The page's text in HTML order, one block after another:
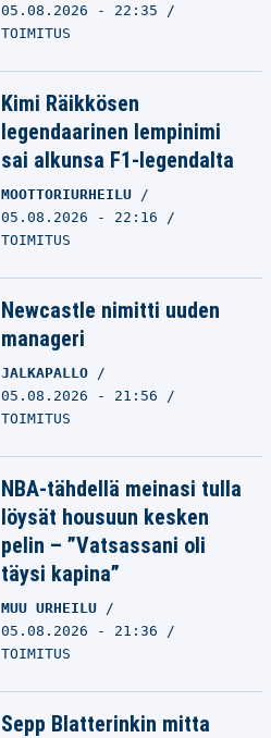
05.08.2026 - 22:35
TOIMITUS
Kimi Räikkösen
legendaarinen lempinimi
sai alkunsa F1-legendalta
MOOTTORIURHEILU
05.08.2026 - 22:16
TOIMITUS
Newcastle nimitti uuden
manageri
JALKAPALLO
05.08.2026 - 21:56
TOIMITUS
NBA-tähdellä meinasi tulla
löysät housuun kesken
pelin – ”Vatsassani oli
täysi kapina”
MUU URHEILU
05.08.2026 - 21:36
TOIMITUS
Sepp Blatterinkin mitta